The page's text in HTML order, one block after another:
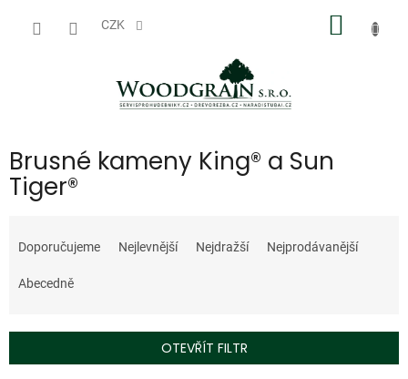
CZK
Brusné kameny King® a Sun
Tiger®
a
e
í
r
Doporučujeme Nejlevnější Nejdražší Nejprodávanější
Abecedně
OTEVŘÍT FILTR